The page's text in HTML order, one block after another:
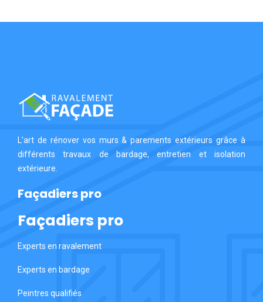
L’art de rénover vos murs & parements extérieurs grâce à
différents travaux de bardage, entretien et isolation
extérieure.
Façadiers pro
Façadiers pro
Experts en ravalement
Experts en bardage
Peintres qualifiés